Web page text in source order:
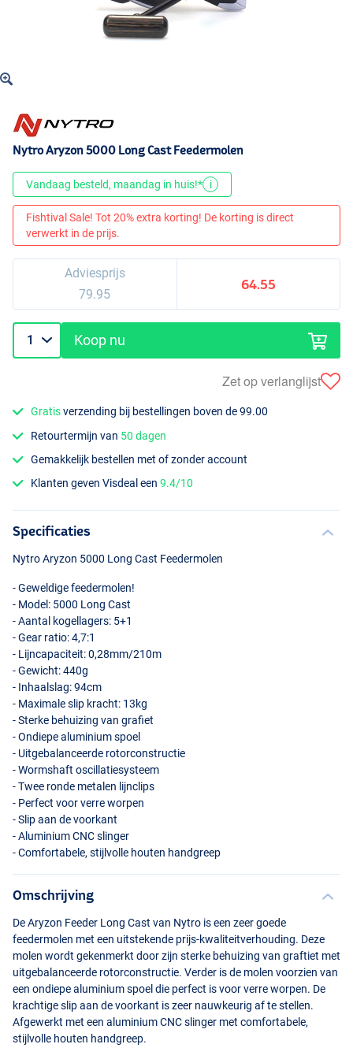
Nytro Aryzon 5000 Long Cast Feedermolen
Vandaag besteld, maandag in huis!* i
Fishtival Sale! Tot 20% extra korting! De korting is direct
verwerkt in de prijs.
Adviesprijs
79.95
64.55
Koop nu
Zet op verlanglijst
Gratisverzending bij bestellingen boven de 99.00
Retourtermijn van 50 dagen
Gemakkelijk bestellen met of zonder account
Klanten geven Visdeal een9.4/10
Specificaties
Nytro Aryzon 5000 Long Cast Feedermolen
- Geweldige feedermolen!
- Model: 5000 Long Cast
- Aantal kogellagers: 5+1
- Gear ratio: 4,7:1
- Lijncapaciteit: 0,28mm/210m
- Gewicht: 440g
- Inhaalslag: 94cm
- Maximale slip kracht: 13kg
- Sterke behuizing van grafiet
- Ondiepe aluminium spoel
- Uitgebalanceerde rotorconstructie
- Wormshaft oscillatiesysteem
- Twee ronde metalen lijnclips
- Perfect voor verre worpen
- Slip aan de voorkant
- AluminiumCNCslinger
- Comfortabele, stijlvolle houten handgreep
Omschrijving
De Aryzon Feeder Long Cast van Nytro is een zeer goede
feedermolen met een uitstekende prijs-kwaliteitverhouding. Deze
molen wordt gekenmerkt door zijn sterke behuizing van graftiet met
uitgebalanceerde rotorconstructie. Verder is de molen voorzien van
een ondiepe aluminium spoel die perfect is voor verre worpen. De
krachtige slip aan de voorkant is zeer nauwkeurig af te stellen.
Afgewerkt met een aluminiumCNCslinger met comfortabele,
stijlvolle houten handgreep.